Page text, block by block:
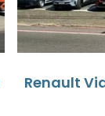
Renault